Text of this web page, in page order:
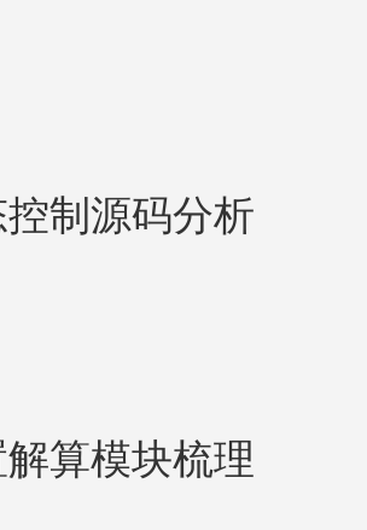
制源码分析
算模块梳理